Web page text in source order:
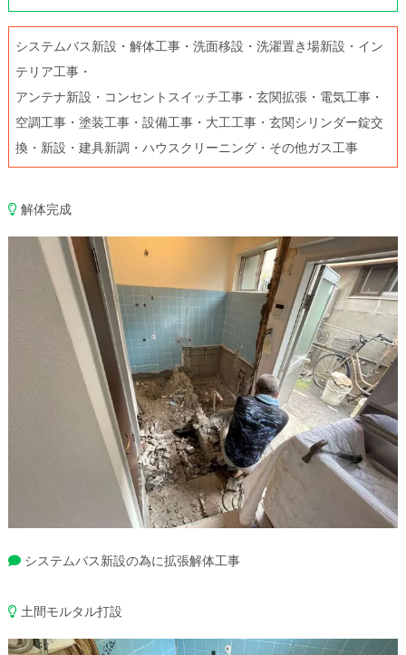
システムバス新設・解体工事・洗面移設・洗濯置き場新設・イン
テリア工事・
アンテナ新設・コンセントスイッチ工事・玄関拡張・電気工事・
空調工事・塗装工事・設備工事・大工工事・玄関シリンダー錠交
換・新設・建具新調・ハウスクリーニング・その他ガス工事
解体完成
システムバス新設の為に拡張解体工事
土間モルタル打設